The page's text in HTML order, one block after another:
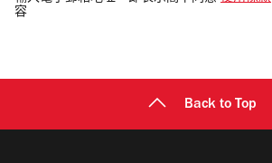
郵
容
Back to Top